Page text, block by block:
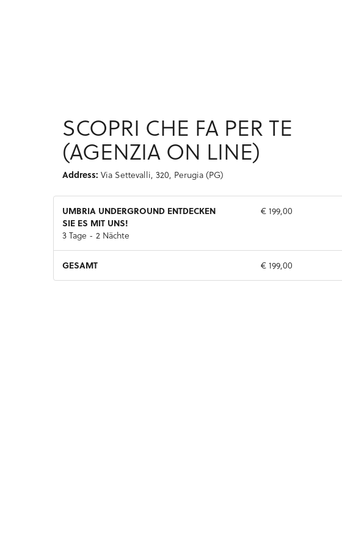
SCOPRI CHE FA PER TE
(AGENZIA ON LINE)
Address: Via Settevalli, 320, Perugia (PG)
UMBRIA UNDERGROUND ENTDECKEN
SIE ES MIT UNS!
3 Tage - 2 Nächte
€ 199,00
GESAMT € 199,00